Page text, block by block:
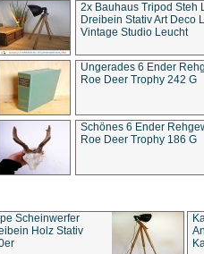
2x Bauhaus Tripod Steh
Dreibein Stativ Art Deco
Vintage Studio Leucht
Ungerades 6 Ender
Roe Deer Trophy 242 G
Schönes 6 Ender
Roe Deer Trophy 186 G
Scheinwerfer
Holz Stativ